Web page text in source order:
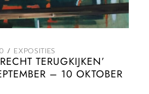
EXPOSITIES
TERUGKIJKEN’
– 10 OKTOBER